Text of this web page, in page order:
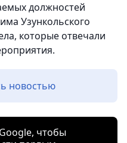
должностей
Узункольского
которые отвечали
новостью
чтобы